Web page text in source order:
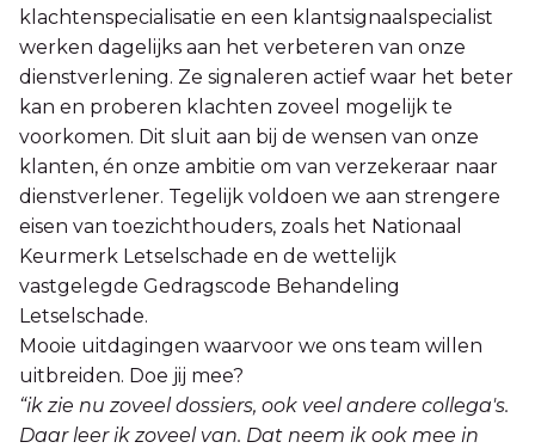
klachtenspecialisatie en een klantsignaalspecialist
werken dagelijks aan het verbeteren van onze
dienstverlening. Ze signaleren actief waar het beter
kan en proberen klachten zoveel mogelijk te
voorkomen. Dit sluit aan bij de wensen van onze
klanten, én onze ambitie om van verzekeraar naar
dienstverlener. Tegelijk voldoen we aan strengere
eisen van toezichthouders, zoals het Nationaal
Keurmerk Letselschade en de wettelijk
vastgelegde Gedragscode Behandeling
Letselschade.
Mooie uitdagingen waarvoor we ons team willen
uitbreiden. Doe jij mee?
“ik zie nu zoveel dossiers, ook veel andere collega's.
Daar leer ik zoveel van. Dat neem ik ook mee in